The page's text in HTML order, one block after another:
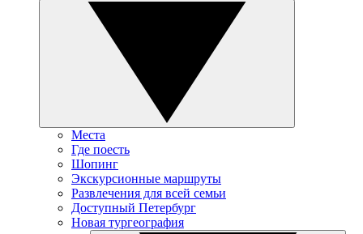
Места
Где поесть
Шопинг
Экскурсионные маршруты
Развлечения для всей семьи
Доступный Петербург
Новая тургеография